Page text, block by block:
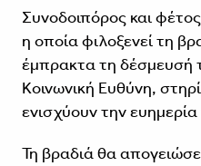
Συνοδοιπόρος και
η οποία φιλοξενεί τη
έμπρακτα τη δέσμευσή
Κοινωνική Ευθύνη,
ενισχύουν την
Τη βραδιά θα